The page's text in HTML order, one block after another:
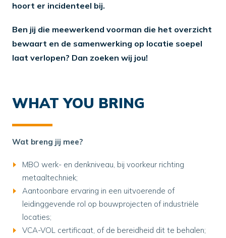
hoort er incidenteel bij.
Ben jij die meewerkend voorman die het overzicht
bewaart en de samenwerking op locatie soepel
laat verlopen? Dan zoeken wij jou!
WHAT YOU BRING
Wat breng jij mee?
MBO werk- en denkniveau, bij voorkeur richting
metaaltechniek;
Aantoonbare ervaring in een uitvoerende of
leidinggevende rol op bouwprojecten of industriële
locaties;
VCA-VOL certificaat, of de bereidheid dit te behalen;